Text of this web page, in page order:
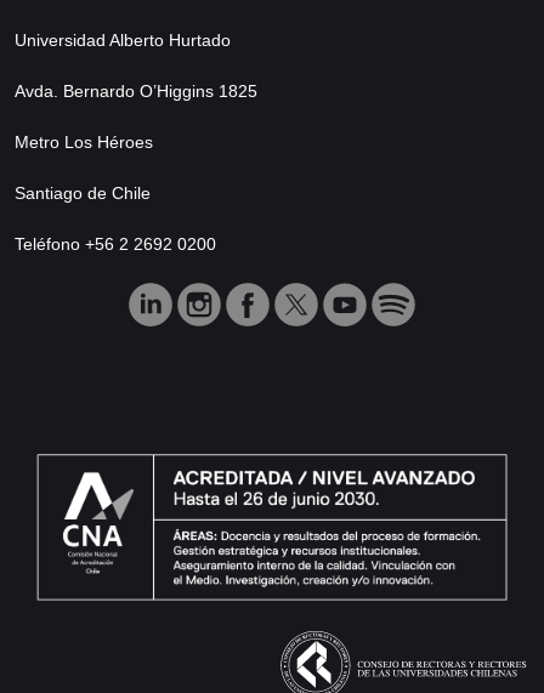
Universidad Alberto Hurtado
Avda. Bernardo O’Higgins 1825
Metro Los Héroes
Santiago de Chile
Teléfono +56 2 2692 0200